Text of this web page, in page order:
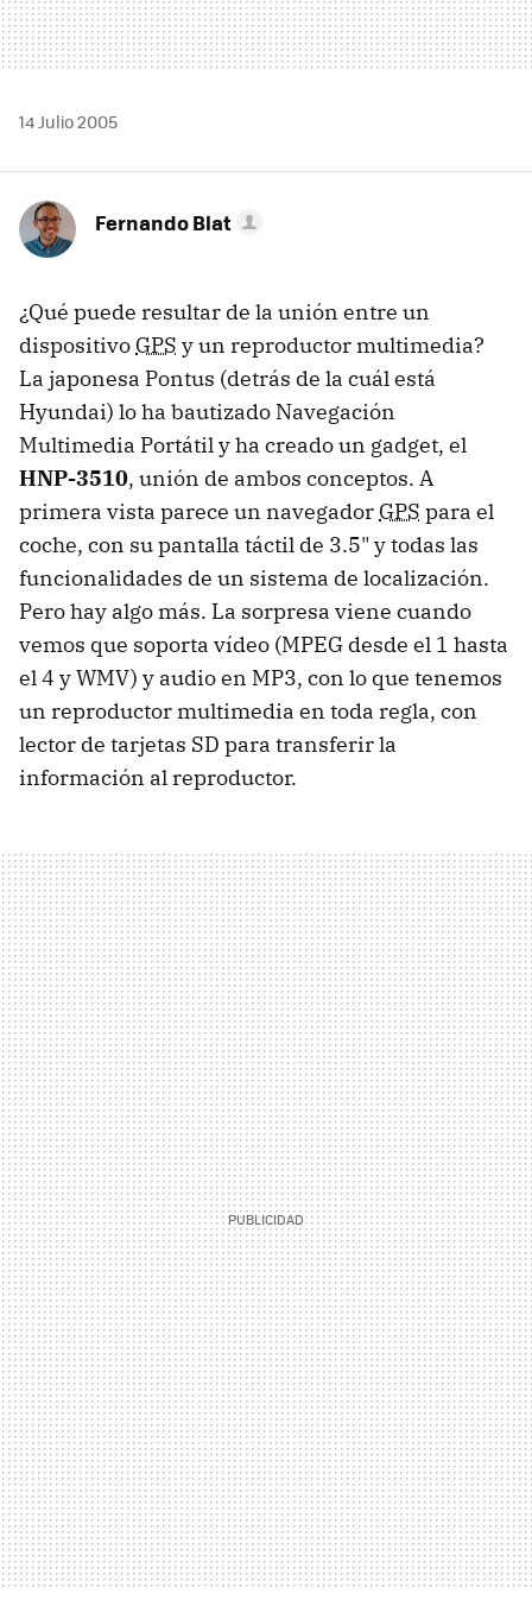
14 Julio 2005
Fernando Blat
¿Qué puede resultar de la unión entre un
dispositivo GPS y un reproductor multimedia?
La japonesa Pontus (detrás de la cuál está
Hyundai) lo ha bautizado Navegación
Multimedia Portátil y ha creado un gadget, el
HNP-3510, unión de ambos conceptos. A
primera vista parece un navegador GPS para el
coche, con su pantalla táctil de 3.5" y todas las
funcionalidades de un sistema de localización.
Pero hay algo más. La sorpresa viene cuando
vemos que soporta vídeo (MPEG desde el 1 hasta
el 4 y WMV) y audio en MP3, con lo que tenemos
un reproductor multimedia en toda regla, con
lector de tarjetas SD para transferir la
información al reproductor.